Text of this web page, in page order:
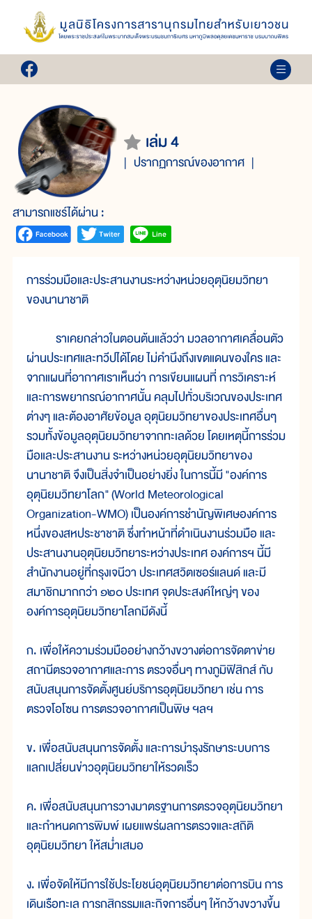
เล่ม 4
ปรากฏการณ์ของอากาศ
สามารถแชร์ได้ผ่าน :
การร่วมมือและประสานงานระหว่างหน่วยอุตุนิยมวิทยา
ของนานาชาติ
ราเคยกล่าวในตอนต้นแล้วว่า มวลอากาศเคลื่อนตัว
ผ่านประเทศและทวีปได้โดย ไม่คำนึงถึงเขตแดนของใคร และ
จากแผนที่อากาศเราเห็นว่า การเขียนแผนที่ การวิเคราะห์
และการพยากรณ์อากาศนั้น คลุมไปทั่วบริเวณของประเทศ
ต่างๆ และต้องอาศัยข้อมูล อุตุนิยมวิทยาของประเทศอื่นๆ
รวมทั้งข้อมูลอุตุนิยมวิทยาจากทะเลด้วย โดยเหตุนี้การร่วม
มือและประสานงาน ระหว่างหน่วยอุตุนิยมวิทยาของ
นานาชาติ จึงเป็นสิ่งจำเป็นอย่างยิ่ง ในการนี้มี "องค์การ
อุตุนิยมวิทยาโลก" (World Meteorological
Organization-WMO) เป็นองค์การชำนัญพิเศษองค์การ
หนึ่งของสหประชาชาติ ซึ่งทำหน้าที่ดำเนินงานร่วมมือ และ
ประสานงานอุตุนิยมวิทยาระหว่างประเทศ องค์การฯ นี้มี
สำนักงานอยู่ที่กรุงเจนีวา ประเทศสวิตเซอร์แลนด์ และมี
สมาชิกมากกว่า ๑๒๐ ประเทศ จุดประสงค์ใหญ่ๆ ของ
องค์การอุตุนิยมวิทยาโลกมีดังนี้
ก. เพื่อให้ความร่วมมืออย่างกว้างขวางต่อการจัดตาข่าย
สถานีตรวจอากาศและการ ตรวจอื่นๆ ทางภูมิฟิสิกส์ กับ
สนับสนุนการจัดตั้งศูนย์บริการอุตุนิยมวิทยา เช่น การ
ตรวจโอโซน การตรวจอากาศเป็นพิษ ฯลฯ
ข. เพื่อสนับสนุนการจัดตั้ง และการบำรุงรักษาระบบการ
แลกเปลี่ยนข่าวอุตุนิยมวิทยาให้รวดเร็ว
ค. เพื่อสนับสนุนการวางมาตรฐานการตรวจอุตุนิยมวิทยา
และกำหนดการพิมพ์ เผยแพร่ผลการตรวจและสถิติ
อุตุนิยมวิทยา ให้สม่ำเสมอ
ง. เพื่อจัดให้มีการใช้ประโยชน์อุตุนิยมวิทยาต่อการบิน การ
เดินเรือทะเล การกสิกรรมและกิจการอื่นๆ ให้กว้างขวางขึ้น